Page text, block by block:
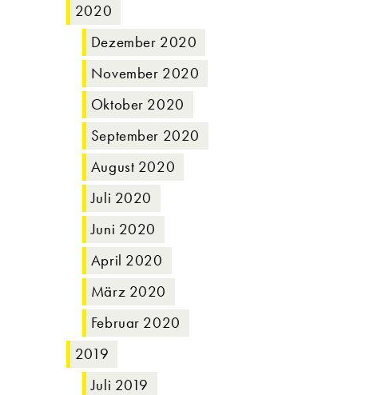
2020
Dezember 2020
November 2020
Oktober 2020
September 2020
August 2020
Juli 2020
Juni 2020
April 2020
März 2020
Februar 2020
2019
Juli 2019